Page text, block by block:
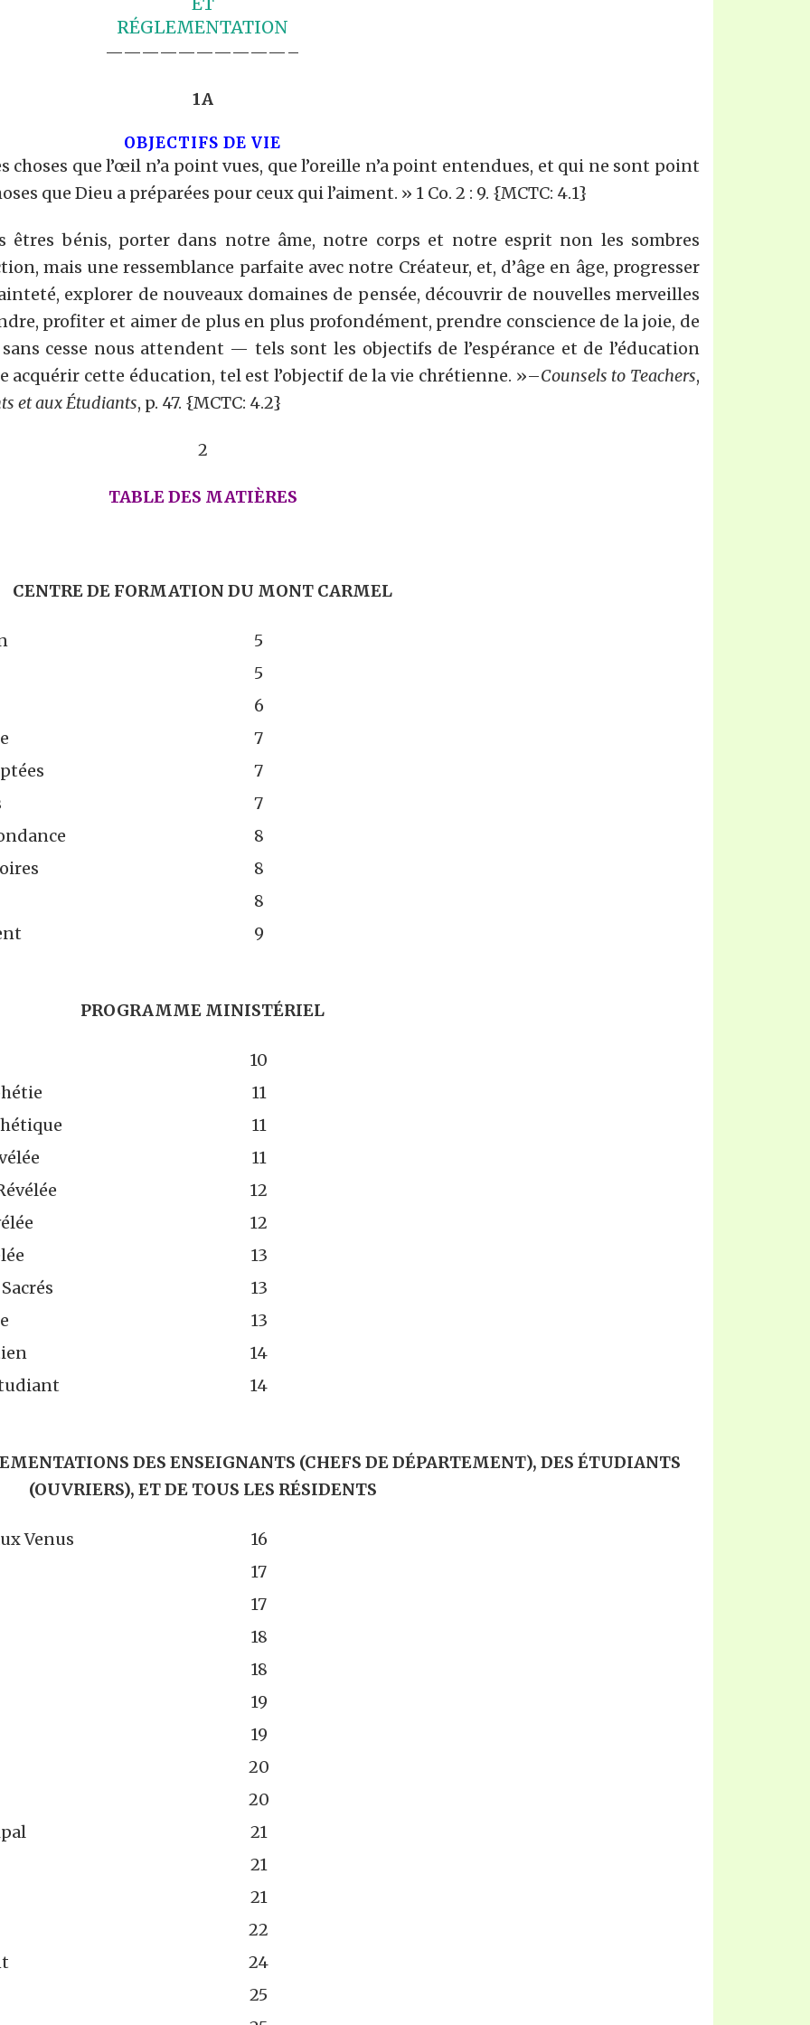
RÉGLEMENTATION
——————————–
1A
OBJECTIFS DE VIE
choses que l’œil n’a point vues, que l’oreille n’a point entendues, et qui ne sont point
que Dieu a préparées pour ceux qui l’aiment. » 1 Co. 2 : 9. {MCTC: 4.1}
êtres bénis, porter dans notre âme, notre corps et notre esprit non les sombres
mais une ressemblance parfaite avec notre Créateur, et, d’âge en âge, progresser
explorer de nouveaux domaines de pensée, découvrir de nouvelles merveilles
profiter et aimer de plus en plus profondément, prendre conscience de la joie, de
cesse nous attendent — tels sont les objectifs de l’espérance et de l’éducation
acquérir cette éducation, tel est l’objectif de la vie chrétienne. »–Counsels to Teachers,
et aux Étudiants, p. 47. {MCTC: 4.2}
2
TABLE DES MATIÈRES
CENTRE DE FORMATION DU MONT CARMEL
5
5
6
7
7
7
8
8
8
9
PROGRAMME MINISTÉRIEL
10
11
11
11
12
12
13
13
13
14
14
DES ENSEIGNANTS (CHEFS DE DÉPARTEMENT), DES ÉTUDIANTS
(OUVRIERS), ET DE TOUS LES RÉSIDENTS
Venus
16
17
17
18
18
19
19
20
20
21
21
21
22
24
25